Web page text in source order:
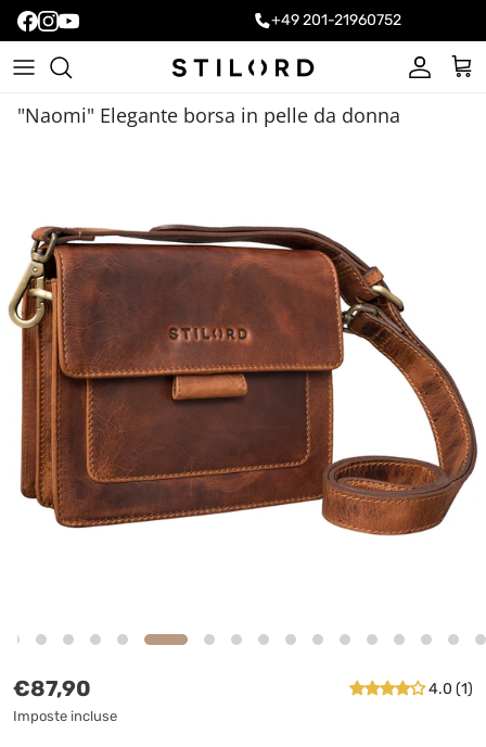
+49 201-21960752
Account
"Naomi" Elegante borsa in pelle da donna
Prezzo normale
€87,90
Imposte incluse
4.0 (1)